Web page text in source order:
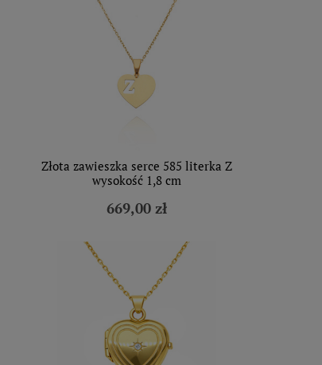
Złota zawieszka serce 585 literka Z
wysokość 1,8 cm
669,00 zł